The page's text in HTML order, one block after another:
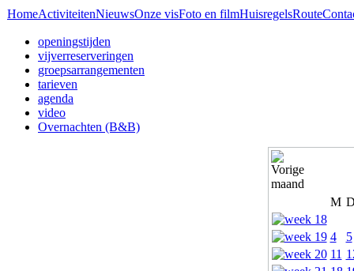
HomeActiviteitenNieuwsOnze visFoto en filmHuisregelsRoute
openingstijden
vijverreserveringen
groepsarrangementen
tarieven
agenda
video
Overnachten (B&B)
M
4
5
11